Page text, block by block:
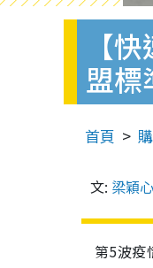
【
盟
首頁
文: 梁穎心
第5波疫